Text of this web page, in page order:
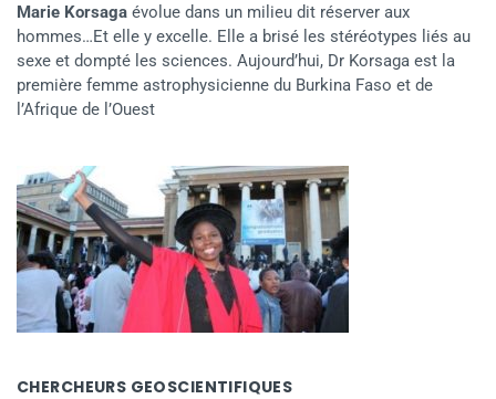
Marie Korsaga évolue dans un milieu dit réserver aux
hommes…Et elle y excelle. Elle a brisé les stéréotypes liés au
sexe et dompté les sciences. Aujourd’hui, Dr Korsaga est la
première femme astrophysicienne du Burkina Faso et de
l’Afrique de l’Ouest
CHERCHEURS GEOSCIENTIFIQUES